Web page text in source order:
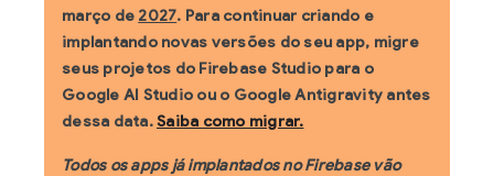
março de 2027. Para continuar criando e
implantando novas versões do seu app, migre
seus projetos do Firebase Studio para o
Google AI Studio ou o Google Antigravity antes
dessa data.Saiba como migrar.
Todos os apps já implantados no Firebase vão